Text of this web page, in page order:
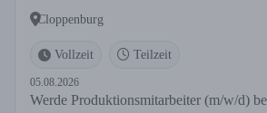
Cloppenburg
Vollzeit Teilzeit
05.08.2026
Werde Produktionsmitarbeiter (m/w/d)